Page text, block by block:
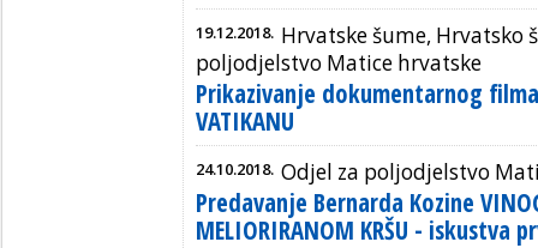
19.12.2018. Hrvatske šume, Hrvatsko
poljodjelstvo Matice hrvatske
Prikazivanje dokumentarnog filma
VATIKANU
24.10.2018. Odjel za poljodjelstvo
Predavanje Bernarda Kozine
MELIORIRANOM KRŠU - iskustva